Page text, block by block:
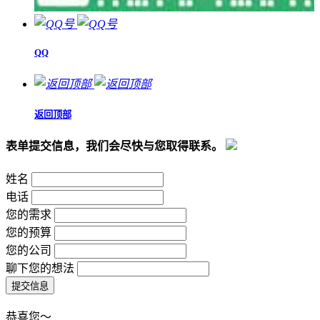
QQ
返回顶部
表单提交信息，我们会尽快与您取得联系。
姓名
电话
您的需求
您的预算
您的公司
聊下您的想法
恭喜您～